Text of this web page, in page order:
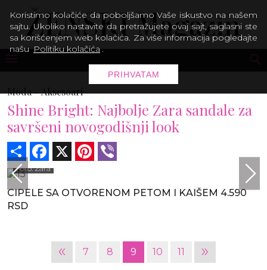
Moda -Aksesoari
Shine Bright: Najbolje Zara sandale za
savršeni novogodišnji look
Share Facebook Pinterest
Foto: Zara
CIPELE SA OTVORENOM PETOM I KAIŠEM 4.590
RSD
« 7 8 9 10 11 »
Koristimo kolačiće da poboljšamo Vaše iskustvo na našem
sajtu. Ukoliko nastavite da pretražujete ovaj sajt, saglasni ste
sa korišćenjem web kolačića. Za više informacija pogledajte
našu Politiku kolačića .
PRIHVATAM